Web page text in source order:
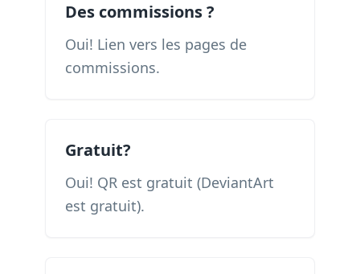
Des commissions ?
Oui! Lien vers les pages de
commissions.
Gratuit?
Oui! QR est gratuit (DeviantArt
est gratuit).